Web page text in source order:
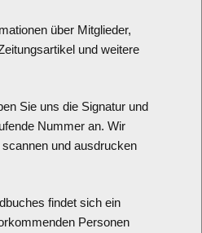
über Mitglieder,
und weitere
Sie uns die Signatur und
Nummer an. Wir
und ausdrucken
findet sich ein
Personen